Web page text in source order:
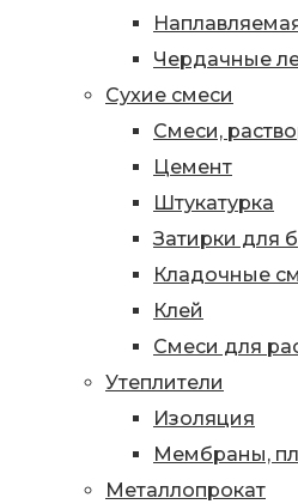
Чердачные
Сухие смеси
Смеси,
Цемент
Штукатурка
Затирки для
Кладочные
Клей
Смеси для
Утеплители
Изоляция
Мембраны,
Металлопрокат